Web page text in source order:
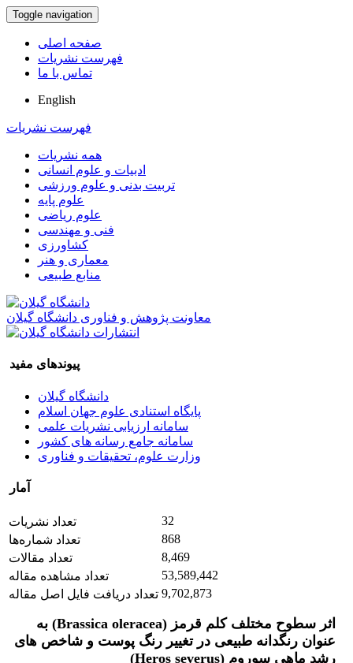
Toggle navigation
صفحه اصلی
فهرست نشریات
تماس با ما
English
فهرست نشریات
همه نشریات
ادبیات و علوم انسانی
تربیت بدنی و علوم ورزشی
علوم پایه
علوم ریاضی
فنی و مهندسی
کشاورزی
معماری و هنر
منابع طبیعی
معاونت پژوهش و فناوری دانشگاه گیلان
پیوندهای مفید
دانشگاه گیلان
پایگاه استنادی علوم جهان اسلام
سامانه ارزیابی نشریات علمی
سامانه جامع رسانه های کشور
وزارت علوم، تحقیقات و فناوری
آمار
تعداد نشریات
32
تعداد شماره‌ها
868
تعداد مقالات
8,469
تعداد مشاهده مقاله
53,589,442
تعداد دریافت فایل اصل مقاله 9,702,873
اثر سطوح مختلف کلم قرمز (Brassica oleracea) به
عنوان رنگدانه طبیعی در تغییر رنگ پوست و شاخص های
رشد ماهی سوروم (Heros severus)